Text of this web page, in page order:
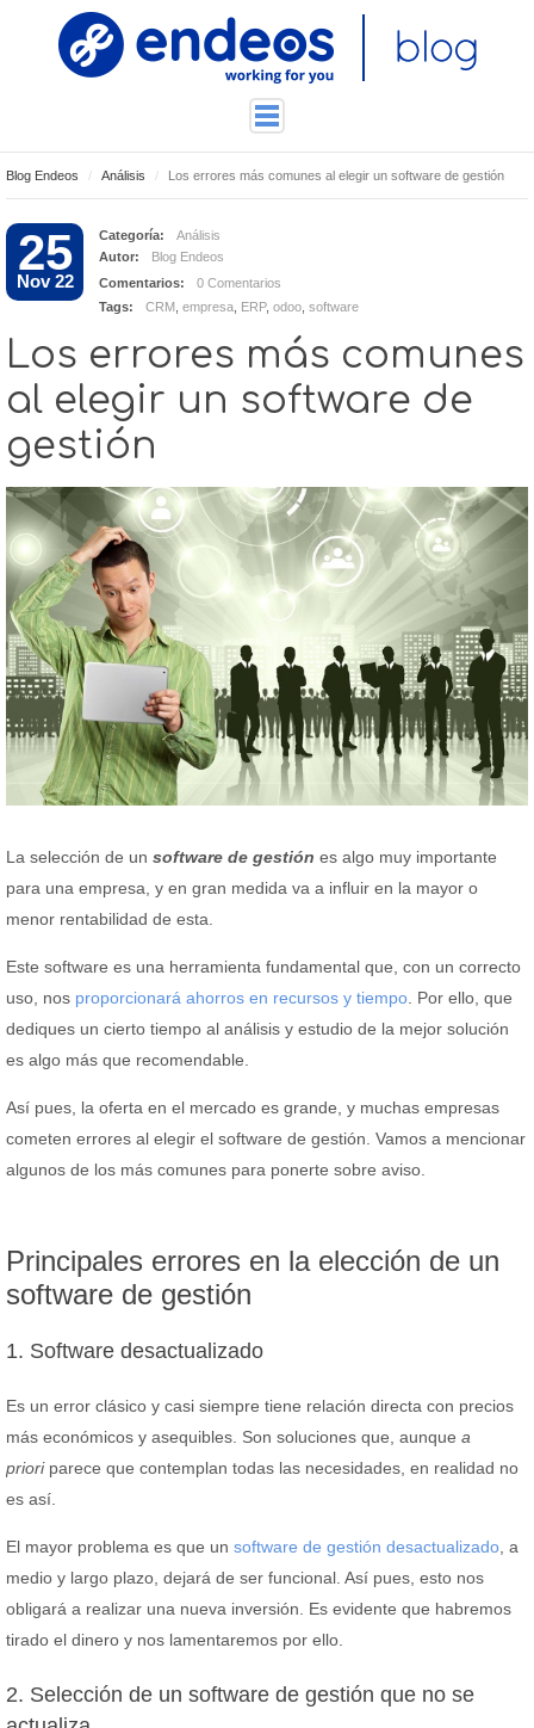
TECNOLOGÍA
Blog Endeos Análisis Los errores más comunes al elegir un software de gestión
25
Nov 22
Categoría:
Análisis
Autor:
Blog Endeos
Comentarios:
0 Comentarios
Tags:
CRM empresa ERP, odoo software
Los errores más comunes
al elegir un software de
gestión
La selección de un software de gestión es algo muy importante
para una empresa, y en gran medida va a influir en la mayor o
menor rentabilidad de esta.
Este software es una herramienta fundamental que, con un correcto
uso, nos proporcionará ahorros en recursos y tiempo . Por ello, que
dediques un cierto tiempo al análisis y estudio de la mejor solución
es algo más que recomendable.
Así pues, la oferta en el mercado es grande, y muchas empresas
cometen errores al elegir el software de gestión. Vamos a mencionar
algunos de los más comunes para ponerte sobre aviso.
Principales errores en la elección de un
software de gestión
1. Software desactualizado
Es un error clásico y casi siempre tiene relación directa con precios
más económicos y asequibles. Son soluciones que, aunque a
prioriparece que contemplan todas las necesidades, en realidad no
es así.
El mayor problema es que un software de gestión desactualizado , a
medio y largo plazo, dejará de ser funcional. Así pues, esto nos
obligará a realizar una nueva inversión. Es evidente que habremos
tirado el dinero y nos lamentaremos por ello.
2. Selección de un software de gestión que no se